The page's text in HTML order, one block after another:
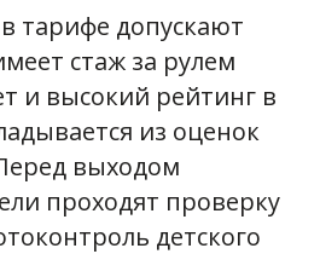
тарифе допускают
стаж за рулем
и высокий рейтинг в
из оценок
выходом
проходят проверку
детского